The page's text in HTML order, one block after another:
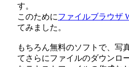
す。
このためにファイルブラウザ
てみました。
もちろん無料のソフトで、写
てさらにファイルのダウンロ